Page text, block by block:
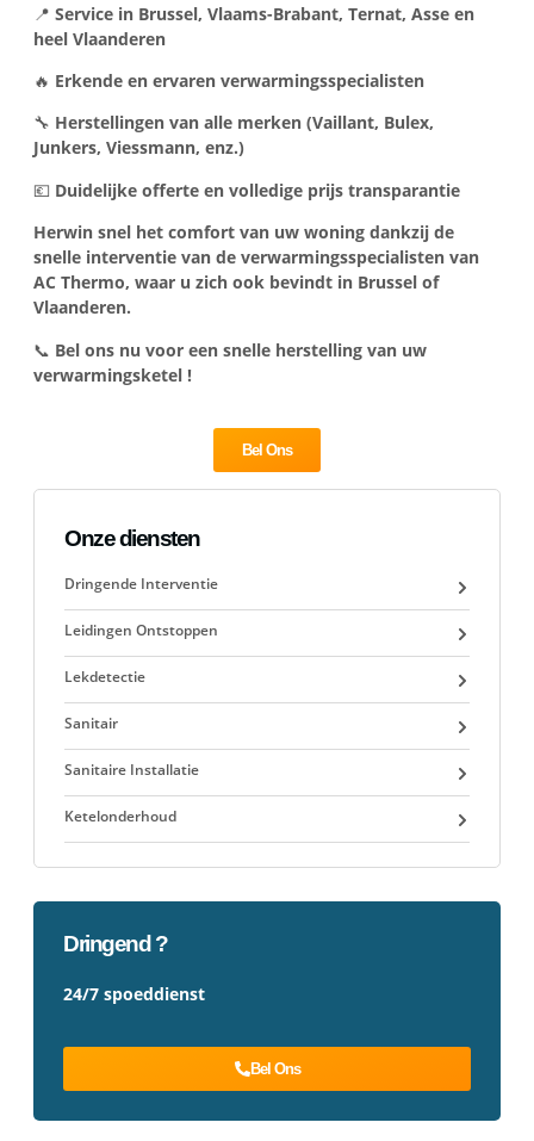
📍 Service in Brussel, Vlaams-Brabant, Ternat, Asse en
heel Vlaanderen
🔥 Erkende en ervaren verwarmingsspecialisten
🔧 Herstellingen van alle merken (Vaillant, Bulex,
Junkers, Viessmann, enz.)
💶 Duidelijke offerte en volledige prijs transparantie
Herwin snel het comfort van uw woning dankzij de
snelle interventie van de verwarmingsspecialisten van
AC Thermo, waar u zich ook bevindt in Brussel of
Vlaanderen.
📞 Bel ons nu voor een snelle herstelling van uw
verwarmingsketel !
Bel Ons
Onze diensten
Dringende Interventie
Leidingen Ontstoppen
Lekdetectie
Sanitair
Sanitaire Installatie
Ketelonderhoud
Dringend ?
24/7 spoeddienst
Bel Ons